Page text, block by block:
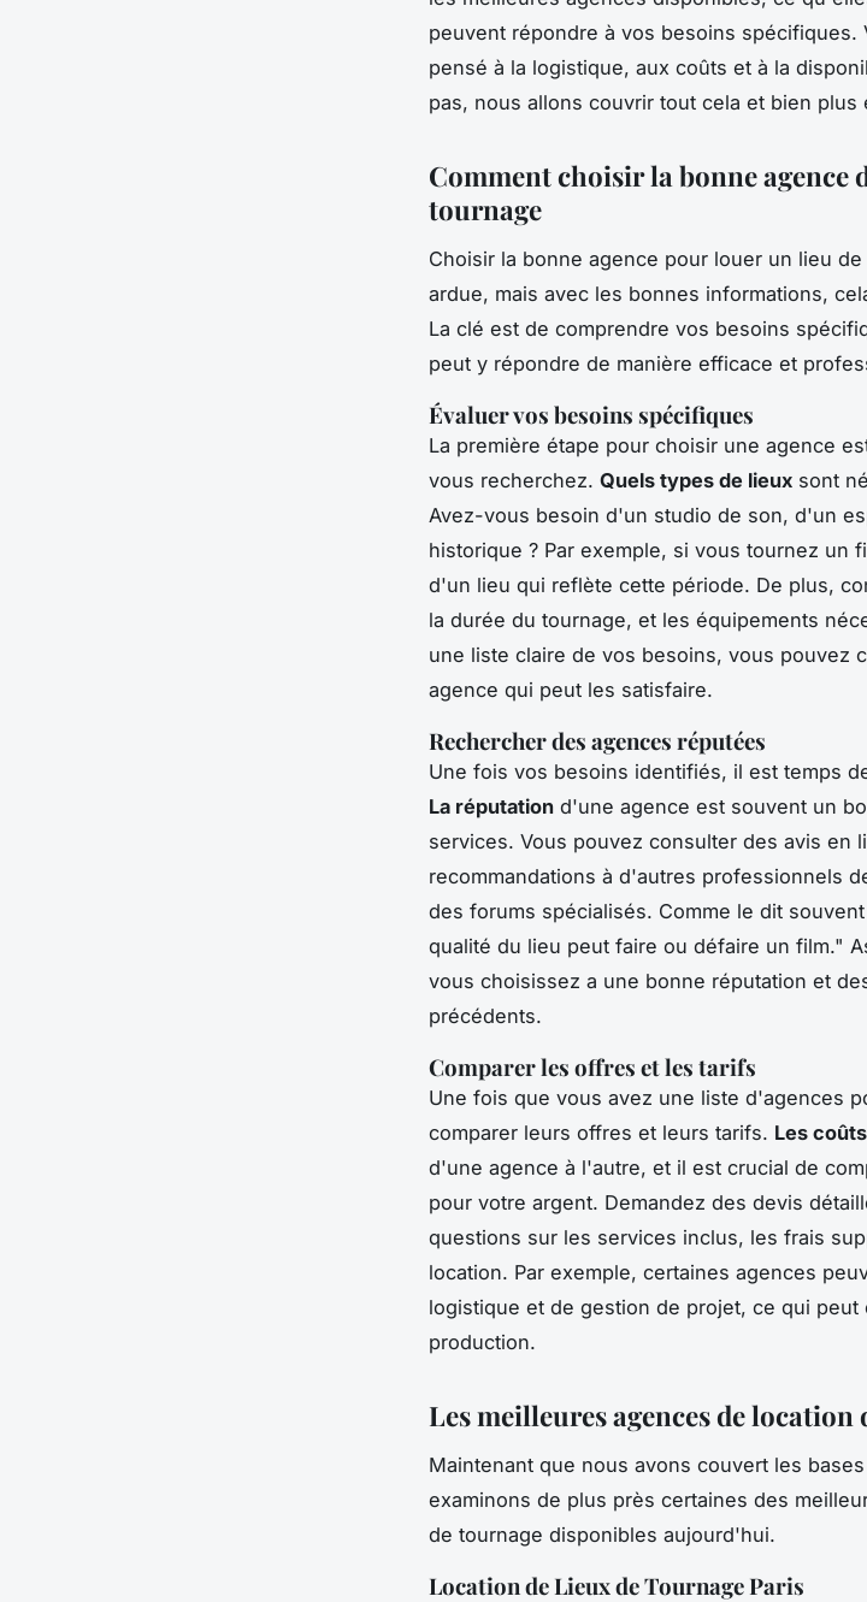
peuvent répondre à vos besoins spécifiques.
pensé à la logistique, aux coûts et à la
pas, nous allons couvrir tout cela et bien plus
Comment choisir la bonne agence
tournage
Choisir la bonne agence pour louer un lieu
ardue, mais avec les bonnes informations,
La clé est de comprendre vos besoins
peut y répondre de manière efficace et
Évaluer vos besoins spécifiques
La première étape pour choisir une agence
vous recherchez. Quels types de lieux sont
Avez-vous besoin d'un studio de son, d'un
historique ? Par exemple, si vous tournez un
d'un lieu qui reflète cette période. De plus,
la durée du tournage, et les équipements
une liste claire de vos besoins, vous pouvez
agence qui peut les satisfaire.
Rechercher des agences réputées
Une fois vos besoins identifiés, il est temps
La réputation d'une agence est souvent un
services. Vous pouvez consulter des avis en
recommandations à d'autres professionnels
des forums spécialisés. Comme le dit
qualité du lieu peut faire ou défaire un film."
vous choisissez a une bonne réputation et
précédents.
Comparer les offres et les tarifs
Une fois que vous avez une liste d'agences
comparer leurs offres et leurs tarifs. Les coûts
d'une agence à l'autre, et il est crucial de
pour votre argent. Demandez des devis
questions sur les services inclus, les frais
location. Par exemple, certaines agences
logistique et de gestion de projet, ce qui
production.
Les meilleures agences de location
Maintenant que nous avons couvert les
examinons de plus près certaines des
de tournage disponibles aujourd'hui.
Location de Lieux de Tournage Paris